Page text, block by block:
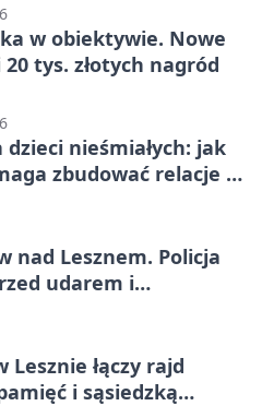
w obiektywie. Nowe
tys. złotych nagród
dzieci nieśmiałych: jak
zbudować relacje z
nad Lesznem. Policja
udarem i
Lesznie łączy rajd
i sąsiedzką